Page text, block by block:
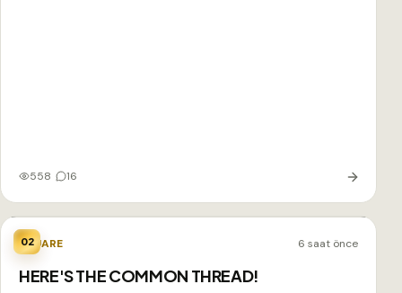
558 16
02
SQUARE 6 saat önce
HERE'S THE COMMON THREAD!